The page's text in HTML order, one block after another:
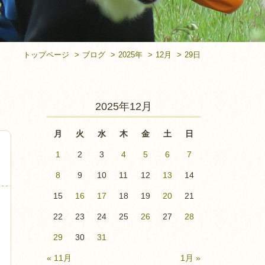
トップページ ブログ 2025年 12月 29日
2025年12月
月 火 水 木 金 土 日
« 11月 1月 »
1 2 3 4 5 6 7
8 9 10 11 12 13 14
15 16 17 18 19 20 21
22 23 24 25 26 27 28
29 30 31